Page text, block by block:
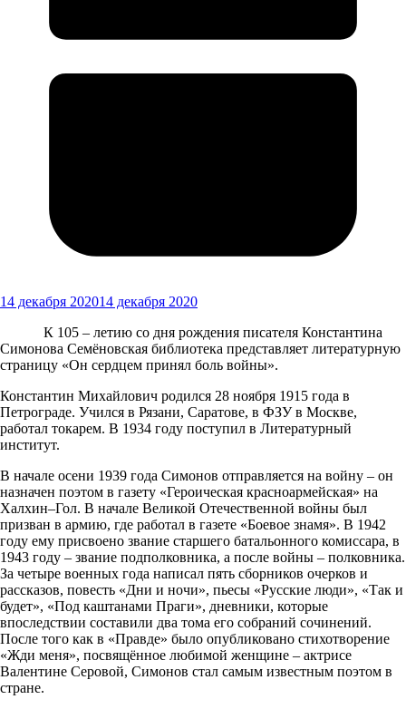
14 декабря 202014 декабря 2020
К 105 – летию со дня рождения писателя Константина
Симонова Семёновская библиотека представляет литературную
страницу «Он сердцем принял боль войны».
Константин Михайлович родился 28 ноября 1915 года в
Петрограде. Учился в Рязани, Саратове, в ФЗУ в Москве,
работал токарем. В 1934 году поступил в Литературный
институт.
В начале осени 1939 года Симонов отправляется на войну – он
назначен поэтом в газету «Героическая красноармейская» на
Халхин–Гол. В начале Великой Отечественной войны был
призван в армию, где работал в газете «Боевое знамя». В 1942
году ему присвоено звание старшего батальонного комиссара, в
1943 году – звание подполковника, а после войны – полковника.
За четыре военных года написал пять сборников очерков и
рассказов, повесть «Дни и ночи», пьесы «Русские люди», «Так и
будет», «Под каштанами Праги», дневники, которые
впоследствии составили два тома его собраний сочинений.
После того как в «Правде» было опубликовано стихотворение
«Жди меня», посвящённое любимой женщине – актрисе
Валентине Серовой, Симонов стал самым известным поэтом в
стране.